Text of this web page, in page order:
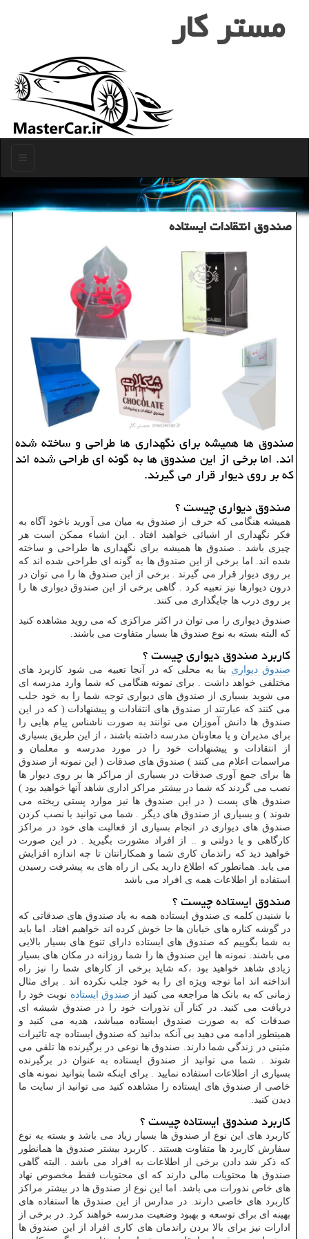
مستر كار
صندوق انتقادات ایستاده
صندوق ها همیشه برای نگهداری ها طراحی و ساخته شده
اند. اما برخی از این صندوق ها به گونه ای طراحی شده اند
كه بر روی دیوار قرار می گیرند.
صندوق دیواری چیست ؟
همیشه هنگامی که حرف از صندوق به میان می آورید ناخود آگاه به
فکر نگهداری از اشیائی خواهید افتاد . این اشیاء ممکن است هر
چیزی باشد . صندوق ها همیشه برای نگهداری ها طراحی و ساخته
شده اند. اما برخی از این صندوق ها به گونه ای طراحی شده اند که
بر روی دیوار قرار می گیرند . برخی از این صندوق ها را می توان در
درون دیوارها نیز تعبیه کرد . گاهی برخی از این صندوق دیواری ها را
بر روی درب ها جایگذاری می کنند.
صندوق دیواری را می توان در اکثر مراکزی که می روید مشاهده کنید
که البته بسته به نوع صندوق ها بسیار متفاوت می باشند.
کاربرد صندوق دیواری چیست ؟
صندوق دیواری بنا به محلی که در آنجا تعبیه می شود کاربرد های
مختلفی خواهد داشت . برای نمونه هنگامی که شما وارد مدرسه ای
می شوید بسیاری از صندوق های دیواری توجه شما را به خود جلب
می کنند که عبارتند از صندوق های انتقادات و پیشنهادات ( که در این
صندوق ها دانش آموزان می توانند به صورت ناشناس پیام هایی را
برای مدیران و یا معاونان مدرسه داشته باشند ، از این طریق بسیاری
از انتقادات و پیشنهادات خود را در مورد مدرسه و معلمان و
مراسمات اعلام می کنند ) صندوق های صدقات ( این نمونه از صندوق
ها برای جمع آوری صدقات در بسیاری از مراکز ها بر روی دیوار ها
نصب می گردند که شما در بیشتر مراکز اداری شاهد آنها خواهید بود )
صندوق های پست ( در این صندوق ها نیز موارد پستی ریخته می
شوند ) و بسیاری از صندوق های دیگر . شما می توانید با نصب کردن
صندوق های دیواری در انجام بسیاری از فعالیت های خود در مراکز
کارگاهی و یا دولتی و .. از افراد مشورت بگیرید . در این صورت
خواهید دید که راندمان کاری شما و همکارانتان تا چه اندازه افزایش
می یابد. همانطور که اطلاع دارید یکی از راه های به پیشرفت رسیدن
استفاده از اطلاعات همه ی افراد می باشد
صندوق ایستاده چیست ؟
با شنیدن کلمه ی صندوق ایستاده همه به یاد صندوق های صدقاتی که
در گوشه کناره های خیابان ها جا خوش کرده اند خواهیم افتاد. اما باید
به شما بگوییم که صندوق های ایستاده دارای تنوع های بسیار بالایی
می باشند. نمونه ها این صندوق ها را شما روزانه در مکان های بسیار
زیادی شاهد خواهید بود ،که شاید برخی از کارهای شما را نیز راه
انداخته اند اما توجه ویژه ای را به خود جلب نکرده اند . برای مثال
زمانی که به بانک ها مراجعه می کنید از صندوق ایستاده نوبت خود را
دریافت می کنید. در کنار آن نذورات خود را در صندوق شیشه ای
صدقات که به صورت صندوق ایستاده میباشد، هدیه می کنید و
همینطور ادامه می دهید بی آنکه بدانید که صندوق ایستاده چه تاثیرات
مثبتی در زندگی شما دارند. صندوق ها نوعی در برگیرنده ها تلقی می
شوند . شما می توانید از صندوق ایستاده به عنوان در برگیرنده
بسیاری از اطلاعات استفاده نمایید . برای اینکه شما بتوانید نمونه های
خاصی از صندوق های ایستاده را مشاهده کنید می توانید از سایت ما
دیدن کنید.
کاربرد صندوق ایستاده چیست ؟
کاربرد های این نوع از صندوق ها بسیار زیاد می باشد و بسته به نوع
سفارش کاربرد ها متفاوت هستند . کاربرد بیشتر صندوق ها همانطور
که ذکر شد دادن برخی از اطلاعات به افراد می باشد . البته گاهی
صندوق ها محتویات مالی دارند که ای محتویات فقط مخصوص نهاد
های خاص نذورات می باشد. اما این نوع از صندوق ها در بیشتر مراکز
کاربرد های خاصی دارند. در مدارس از این صندوق ها استفاده های
بهینه ای برای توسعه و بهبود وضعیت مدرسه خواهند کرد. در برخی از
ادارات نیز برای بالا بردن راندمان های کاری افراد از این صندوق ها